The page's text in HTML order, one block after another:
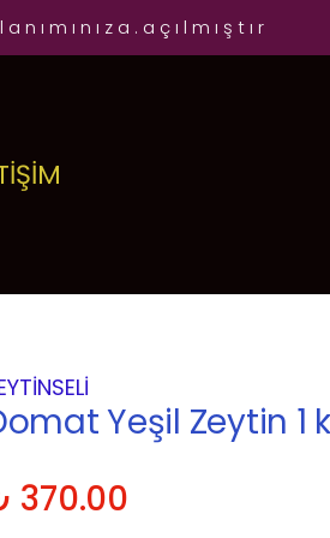
n ı m ı n ı z a . a ç ı l m ı ş t ı r
Yeşil Zeytin 1
370.00